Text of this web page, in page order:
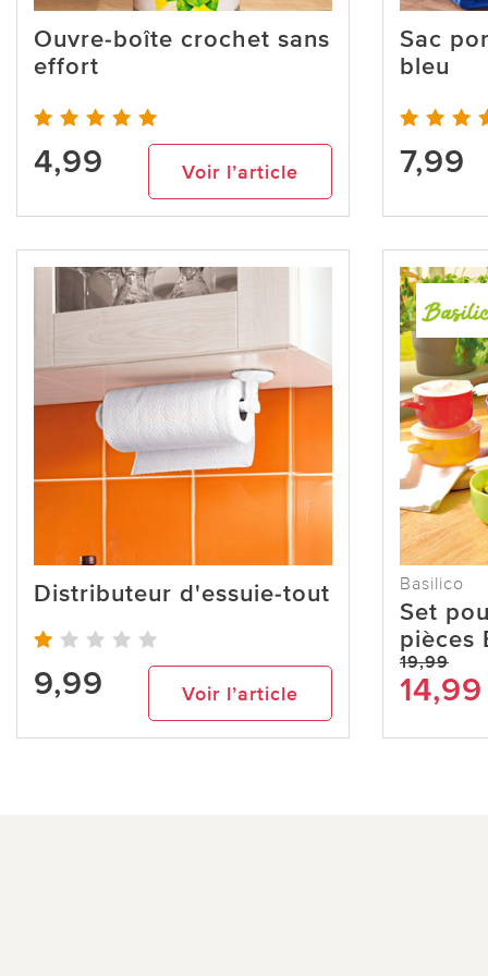
Ouvre-boîte crochet sans
effort
4,99 Voir l’article
Sac
bleu
7,99
Distributeur d'essuie-tout
9,99 Voir l’article
Basilico
Set
pièces
19,99
14,99